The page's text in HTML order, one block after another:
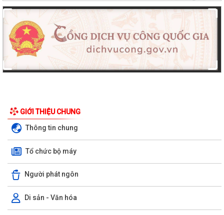
GIỚI THIỆU CHUNG
Thông tin chung
Tổ chức bộ máy
Người phát ngôn
Di sản - Văn hóa